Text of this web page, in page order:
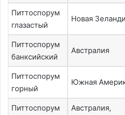
Питтоспорум
глазастый
Новая
Питтоспорум
банксийский
Австралия
Питтоспорум
горный
Южная
Питтоспорум
Австралия,